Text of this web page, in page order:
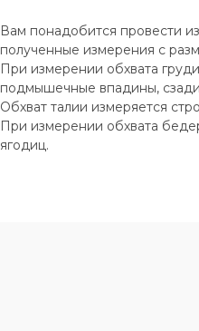
Вам понадобится провести
полученные измерения с
При измерении обхвата
подмышечные впадины, сзади
Обхват талии измеряется
При измерении обхвата
ягодиц.